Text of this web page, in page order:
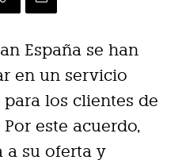
España se han
en un servicio
los clientes de
este acuerdo,
a su oferta y